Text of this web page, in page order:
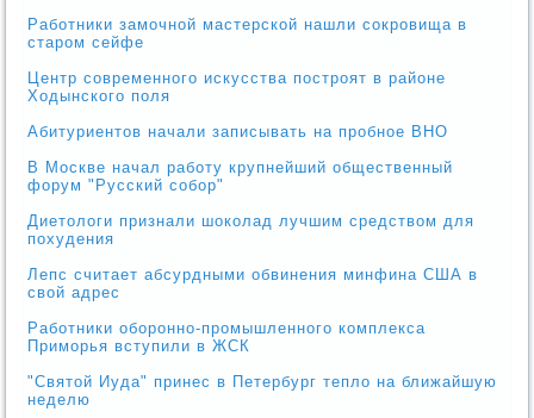
Работники замочной мастерской нашли сокровища в
старом сейфе
Центр современного искусства построят в районе
Ходынского поля
Абитуриентов начали записывать на пробное ВНО
В Москве начал работу крупнейший общественный
форум "Русский собор"
Диетологи признали шоколад лучшим средством для
похудения
Лепс считает абсурдными обвинения минфина США в
свой адрес
Работники оборонно-промышленного комплекса
Приморья вступили в ЖСК
"Святой Иуда" принес в Петербург тепло на ближайшую
неделю